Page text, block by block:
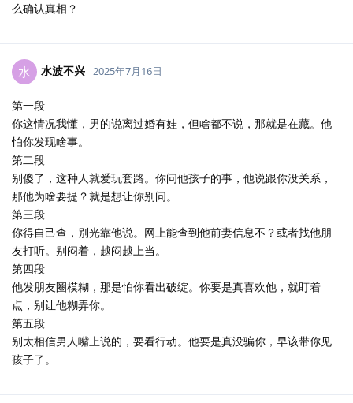
么确认真相？
水 水波不兴 2025年7月16日
第一段
你这情况我懂，男的说离过婚有娃，但啥都不说，那就是在藏。他
怕你发现啥事。
第二段
别傻了，这种人就爱玩套路。你问他孩子的事，他说跟你没关系，
那他为啥要提？就是想让你别问。
第三段
你得自己查，别光靠他说。网上能查到他前妻信息不？或者找他朋
友打听。别闷着，越闷越上当。
第四段
他发朋友圈模糊，那是怕你看出破绽。你要是真喜欢他，就盯着
点，别让他糊弄你。
第五段
别太相信男人嘴上说的，要看行动。他要是真没骗你，早该带你见
孩子了。